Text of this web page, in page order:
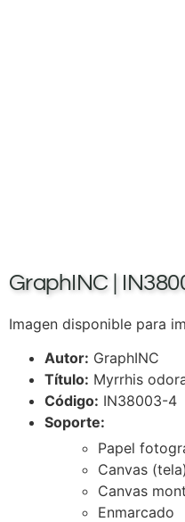
GraphINC |
Imagen disponible para
Autor: GraphINC
Título: Myrrhis
Código: IN38003-4
Soporte:
Papel
Canvas (tela)
Canvas
Enmarcado